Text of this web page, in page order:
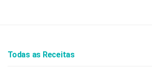
Todas as Receitas